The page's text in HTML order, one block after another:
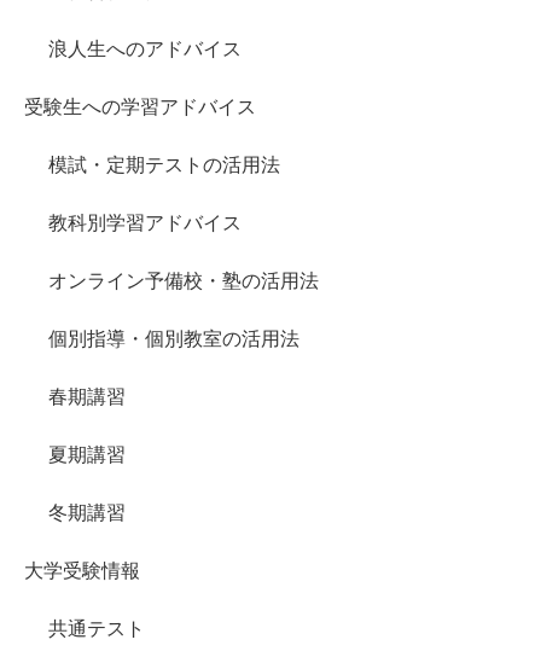
浪人生へのアドバイス
受験生への学習アドバイス
模試・定期テストの活用法
教科別学習アドバイス
オンライン予備校・塾の活用法
個別指導・個別教室の活用法
春期講習
夏期講習
冬期講習
大学受験情報
共通テスト